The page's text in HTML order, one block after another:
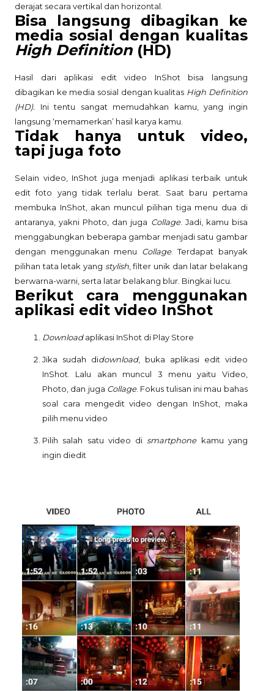
derajat secara vertikal dan horizontal.
Bisa langsung dibagikan ke
media sosial dengan kualitas
High Definition (HD)
Hasil dari aplikasi edit video InShot bisa langsung
dibagikan ke media sosial dengan kualitas High Definition
(HD). Ini tentu sangat memudahkan kamu, yang ingin
langsung ‘memamerkan’ hasil karya kamu.
Tidak hanya untuk video,
tapi juga foto
Selain video, InShot juga menjadi aplikasi terbaik untuk
edit foto yang tidak terlalu berat. Saat baru pertama
membuka InShot, akan muncul pilihan tiga menu dua di
antaranya, yakni Photo, dan juga Collage. Jadi, kamu bisa
menggabungkan beberapa gambar menjadi satu gambar
dengan menggunakan menu Collage. Terdapat banyak
pilihan tata letak yang stylish, filter unik dan latar belakang
berwarna-warni, serta latar belakang blur. Bingkai lucu.
Berikut cara menggunakan
aplikasi edit video InShot
Downloadaplikasi InShot di Play Store
Jika sudah didownload, buka aplikasi edit video
InShot. Lalu akan muncul 3 menu yaitu Video,
Photo, dan juga Collage. Fokus tulisan ini mau bahas
soal cara mengedit video dengan InShot, maka
pilih menu video
Pilih salah satu video di smartphonekamu yang
ingin diedit